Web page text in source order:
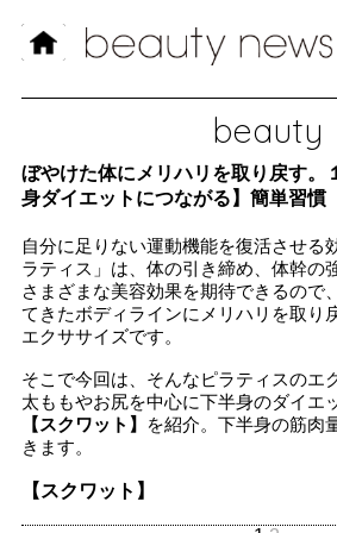
beauty
ぼやけた体にメリハリを取り戻す。
身ダイエットにつながる】簡単習慣
自分に足りない運動機能を復活させる
ラティス」は、体の引き締め、体幹の
さまざまな美容効果を期待できるので
てきたボディラインにメリハリを取り
エクササイズです。
そこで今回は、そんなピラティスのエ
太ももやお尻を中心に下半身のダイエ
【スクワット】
を紹介。下半身の筋肉
きます。
【スクワット】